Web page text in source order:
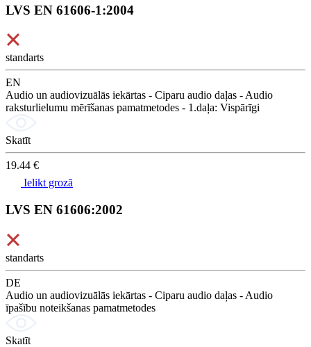
LVS EN 61606-1:2004
standarts
EN
Audio un audiovizuālās iekārtas - Ciparu audio daļas - Audio
raksturlielumu mērīšanas pamatmetodes - 1.daļa: Vispārīgi
Skatīt
19.44 €
Ielikt grozā
LVS EN 61606:2002
standarts
DE
Audio un audiovizuālās iekārtas - Ciparu audio daļas - Audio
īpašību noteikšanas pamatmetodes
Skatīt